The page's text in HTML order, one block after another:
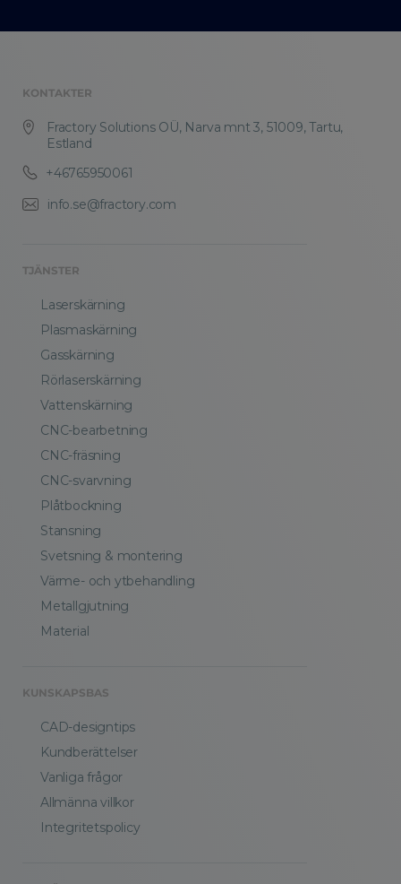
KONTAKTER
Fractory Solutions OÜ, Narva mnt 3, 51009, Tartu,
Estland
+46765950061
info.se@fractory.com
TJÄNSTER
Laserskärning
Plasmaskärning
Gasskärning
Rörlaserskärning
Vattenskärning
CNC-bearbetning
CNC-fräsning
CNC-svarvning
Plåtbockning
Stansning
Svetsning & montering
Värme- och ytbehandling
Metallgjutning
Material
KUNSKAPSBAS
CAD-designtips
Kundberättelser
Vanliga frågor
Allmänna villkor
Integritetspolicy